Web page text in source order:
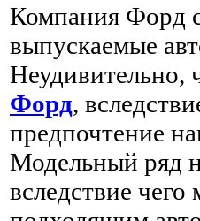
Компания Форд
выпускаемые
Неудивительно,
Форд,
предпочтение
Модельный ряд
вследствие